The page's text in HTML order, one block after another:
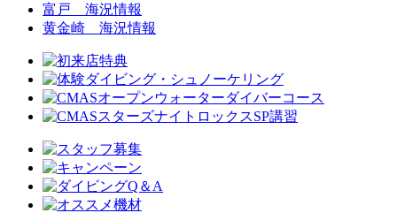
富戸 海況情報
黄金崎 海況情報